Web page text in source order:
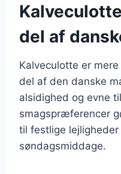
del af
Kalveculotte er
del af den danske
alsidighed og evne
smagspræferencer
til festlige
søndagsmiddage.